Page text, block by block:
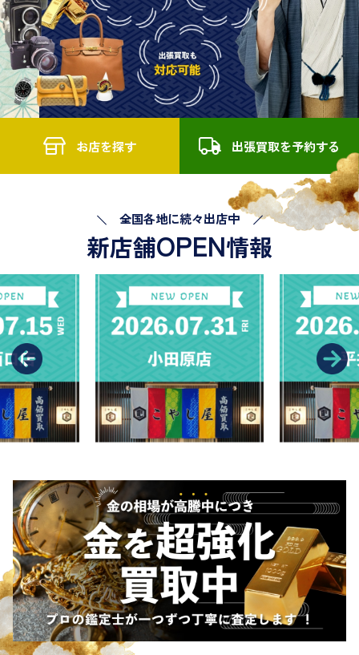
お店を探す 出張買取を予約する
全国各地に続々出店中
新店舗OPEN情報